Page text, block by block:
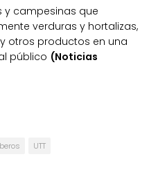
campesinas que
verduras y hortalizas,
otros productos en una
público (Noticias
UTT